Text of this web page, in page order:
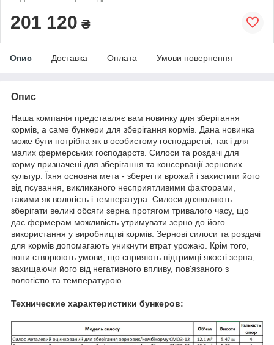
201 120 ₴
Опис Доставка Оплата Умови повернення
Опис
Наша компанія представляє вам новинку для зберігання
кормів, а саме бункери для зберігання кормів. Дана новинка
може бути потрібна як в особистому господарстві, так і для
малих фермерських господарств. Силоси та роздачі для
корму призначені для зберігання та консервації зернових
культур. Їхня основна мета - зберегти врожай і захистити його
від псування, викликаного несприятливими факторами,
такими як вологість і температура. Силоси дозволяють
зберігати великі обсяги зерна протягом тривалого часу, що
дає фермерам можливість утримувати зерно до його
використання у виробництві кормів. Зернові силоси та роздачі
для кормів допомагають уникнути втрат урожаю. Крім того,
вони створюють умови, що сприяють підтримці якості зерна,
захищаючи його від негативного впливу, пов'язаного з
вологістю та температурою.
Технические характеристики бункеров: